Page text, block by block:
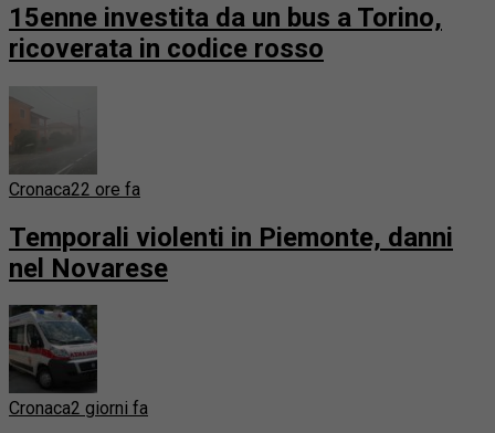
15enne investita da un bus a Torino,
ricoverata in codice rosso
Cronaca22 ore fa
Temporali violenti in Piemonte, danni
nel Novarese
Cronaca2 giorni fa